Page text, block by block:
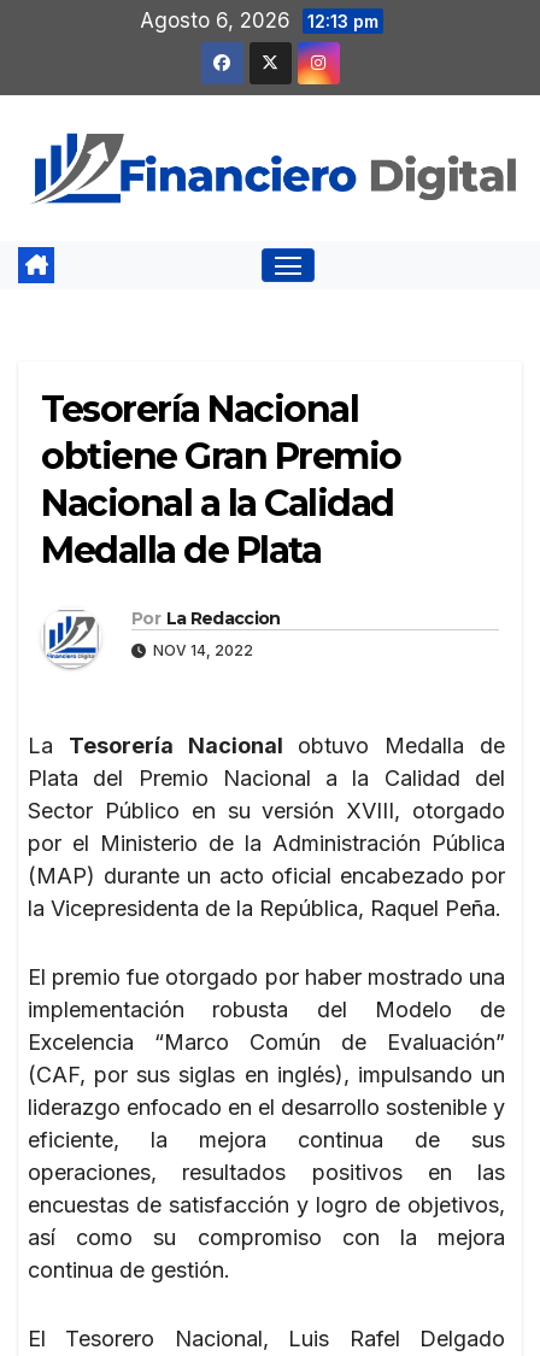
contenido
Agosto 6, 2026 12:13 pm
Tesorería Nacional
obtiene Gran Premio
Nacional a la Calidad
Medalla de Plata
Por La Redaccion
NOV 14, 2022
La Tesorería Nacional obtuvo Medalla de
Plata del Premio Nacional a la Calidad del
Sector Público en su versión XVIII, otorgado
por el Ministerio de la Administración Pública
(MAP) durante un acto oficial encabezado por
la Vicepresidenta de la República, Raquel Peña.
El premio fue otorgado por haber mostrado una
implementación robusta del Modelo de
Excelencia “Marco Común de Evaluación”
(CAF, por sus siglas en inglés), impulsando un
liderazgo enfocado en el desarrollo sostenible y
eficiente, la mejora continua de sus
operaciones, resultados positivos en las
encuestas de satisfacción y logro de objetivos,
así como su compromiso con la mejora
continua de gestión.
El Tesorero Nacional, Luis Rafel Delgado